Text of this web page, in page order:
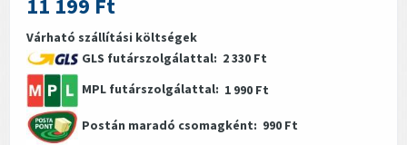
Várható szállítási költségek
GLS futárszolgálattal: 2 330 Ft
MPL futárszolgálattal: 1 990 Ft
Postán maradó csomagként: 990 Ft